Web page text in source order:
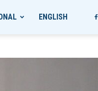
ENGLISH